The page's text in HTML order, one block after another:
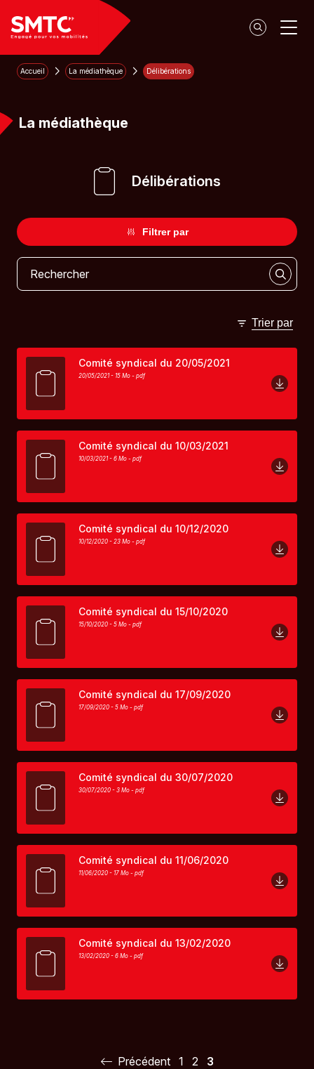
Panneau de gestion des cookies
Accueil La médiathèque Délibérations
La médiathèque
Délibérations
Filtrer par
Trier par
Comité syndical du 20/05/2021
20/05/2021 - 15 Mo - pdf
Comité syndical du 10/03/2021
10/03/2021 - 6 Mo - pdf
Comité syndical du 10/12/2020
10/12/2020 - 23 Mo - pdf
Comité syndical du 15/10/2020
15/10/2020 - 5 Mo - pdf
Comité syndical du 17/09/2020
17/09/2020 - 5 Mo - pdf
Comité syndical du 30/07/2020
30/07/2020 - 3 Mo - pdf
Comité syndical du 11/06/2020
11/06/2020 - 17 Mo - pdf
Comité syndical du 13/02/2020
13/02/2020 - 6 Mo - pdf
Précédent 1 2 3